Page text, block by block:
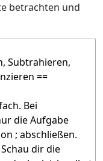
betrachten und